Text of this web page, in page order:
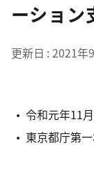
ーション
更新日 2021年
令和元年11
東京都庁第